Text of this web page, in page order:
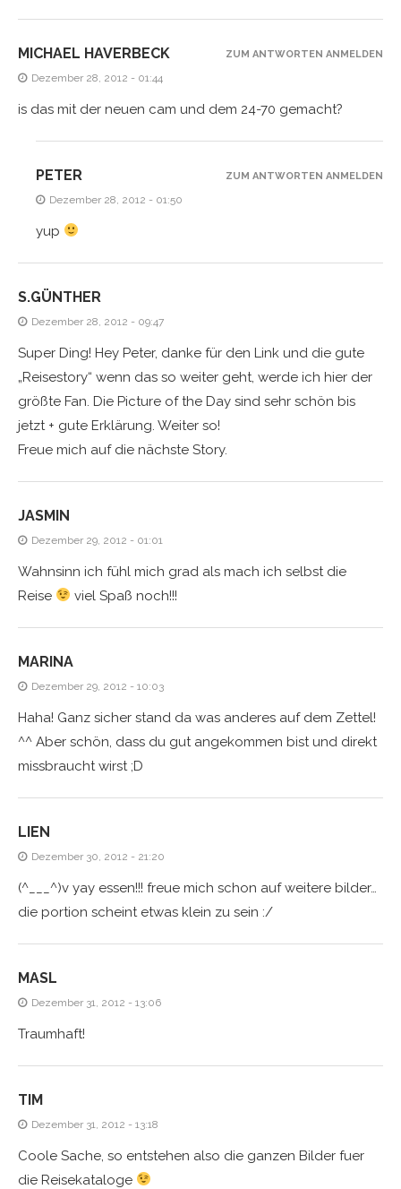
MICHAEL HAVERBECK
Dezember 28, 2012 - 01:44
is das mit der neuen cam und dem 24-70 gemacht?
ZUM ANTWORTEN ANMELDEN
PETER
Dezember 28, 2012 - 01:50
yup
ZUM ANTWORTEN ANMELDEN
S.GÜNTHER
Dezember 28, 2012 - 09:47
Super Ding! Hey Peter, danke für den Link und die gute
„Reisestory“ wenn das so weiter geht, werde ich hier der
größte Fan. Die Picture of the Day sind sehr schön bis
jetzt + gute Erklärung. Weiter so!
Freue mich auf die nächste Story.
JASMIN
Dezember 29, 2012 - 01:01
Wahnsinn ich fühl mich grad als mach ich selbst die
Reise
viel Spaß noch!!!
MARINA
Dezember 29, 2012 - 10:03
Haha! Ganz sicher stand da was anderes auf dem Zettel!
^^ Aber schön, dass du gut angekommen bist und direkt
missbraucht wirst ;D
LIEN
Dezember 30, 2012 - 21:20
(^___^)v yay essen!!! freue mich schon auf weitere bilder…
die portion scheint etwas klein zu sein :/
MASL
Dezember 31, 2012 - 13:06
Traumhaft!
TIM
Dezember 31, 2012 - 13:18
Coole Sache, so entstehen also die ganzen Bilder fuer
die Reisekataloge